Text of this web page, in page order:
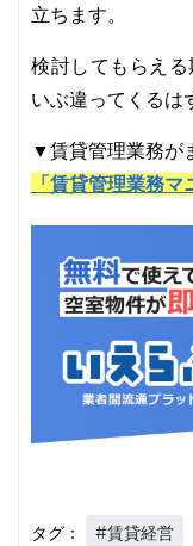
立ちます。
検討してもらえ
いぶ違ってくるは
▼賃貸管理業務が
「賃貸管理業務
タグ： #賃貸経営